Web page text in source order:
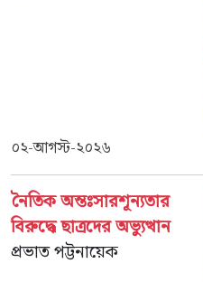
০২-আগস্ট-২০২৬
নৈতিক অন্তঃসারশূন্যতার
বিরুদ্ধে ছাত্রদের অভ্যুত্থান
প্রভাত পট্টনায়েক